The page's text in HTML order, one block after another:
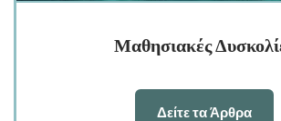
Μαθησιακές
Δείτε τα Άρθρα